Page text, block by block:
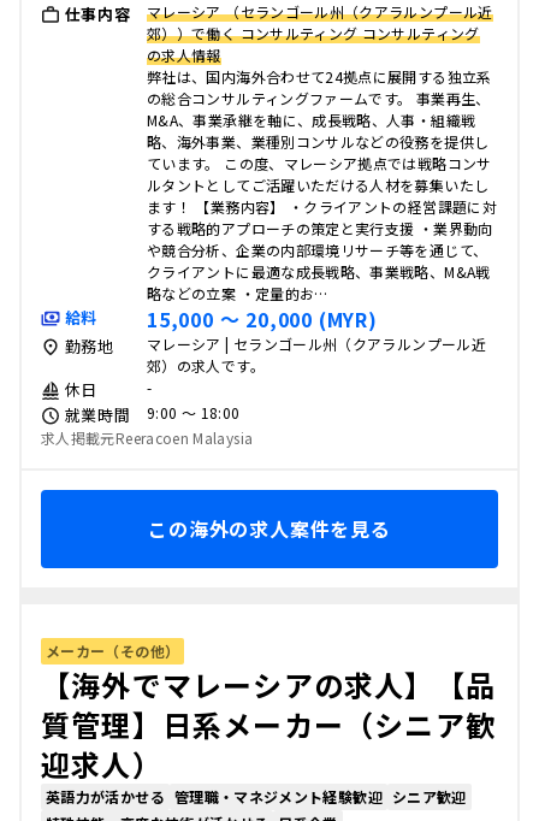
仕事内容
マレーシア （セランゴール州（クアラルンプール近
郊））で働く コンサルティング コンサルティング
の求人情報
弊社は、国内海外合わせて24拠点に展開する独立系
の総合コンサルティングファームです。 事業再生、
M&A、事業承継を軸に、成長戦略、人事・組織戦
略、海外事業、業種別コンサルなどの役務を提供し
ています。 この度、マレーシア拠点では戦略コンサ
ルタントとしてご活躍いただける人材を募集いたし
ます！ 【業務内容】 ・クライアントの経営課題に対
する戦略的アプローチの策定と実行支援 ・業界動向
や競合分析、企業の内部環境リサーチ等を通じて、
クライアントに最適な成長戦略、事業戦略、M&A戦
略などの立案 ・定量的お…
給料 15,000 〜 20,000 (MYR)
勤務地
マレーシア | セランゴール州（クアラルンプール近
郊）の求人です。
休日 -
就業時間
9:00 〜 18:00
求人掲載元Reeracoen Malaysia
この海外の求人案件を見る
メーカー（その他）
【海外でマレーシアの求人】【品
質管理】日系メーカー（シニア歓
迎求人）
英語力が活かせる 管理職・マネジメント経験歓迎 シニア歓迎